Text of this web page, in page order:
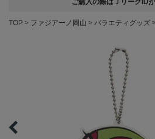
ご購入の際はＪリーグIDが
TOP ファジアーノ岡山 バラエティグッズ